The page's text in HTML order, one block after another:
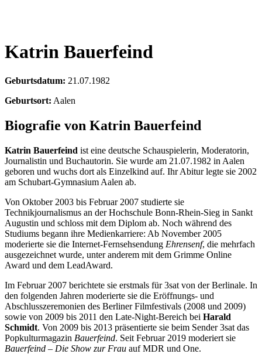
Katrin Bauerfeind
Geburtsdatum: 21.07.1982
Geburtsort: Aalen
Biografie von Katrin Bauerfeind
Katrin Bauerfeind ist eine deutsche Schauspielerin, Moderatorin,
Journalistin und Buchautorin. Sie wurde am 21.07.1982 in Aalen
geboren und wuchs dort als Einzelkind auf. Ihr Abitur legte sie 2002
am Schubart-Gymnasium Aalen ab.
Von Oktober 2003 bis Februar 2007 studierte sie
Technikjournalismus an der Hochschule Bonn-Rhein-Sieg in Sankt
Augustin und schloss mit dem Diplom ab. Noch während des
Studiums begann ihre Medienkarriere: Ab November 2005
moderierte sie die Internet-Fernsehsendung Ehrensenf, die mehrfach
ausgezeichnet wurde, unter anderem mit dem Grimme Online
Award und dem LeadAward.
Im Februar 2007 berichtete sie erstmals für 3sat von der Berlinale. In
den folgenden Jahren moderierte sie die Eröffnungs- und
Abschlusszeremonien des Berliner Filmfestivals (2008 und 2009)
sowie von 2009 bis 2011 den Late-Night-Bereich bei Harald
Schmidt. Von 2009 bis 2013 präsentierte sie beim Sender 3sat das
Popkulturmagazin Bauerfeind. Seit Februar 2019 moderiert sie
Bauerfeind – Die Show zur Frau auf MDR und One.